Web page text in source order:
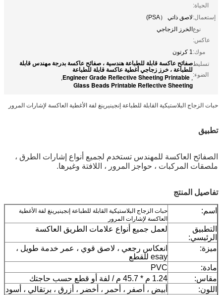
الحياة:
إستعمال:لاصق ذاتي （PSA)
نوع
عاكس:
الخرز الزجاجي
موك:1 كرتون
تسليط
الضوء:
صفائح عاكسة قابلة للطباعة هندسية ، صفائح عاكسة بدرجة مهندس قابلة
للطباعة ، خرز زجاجي أغطية عاكسة قابلة للطباعة
,
Engineer Grade Reflective Sheeting Printable
,
Glass Beads Printable Reflective Sheeting
حبات الزجاج البلاستيكية القابلة للطباعة إنجينيرينغ لفة الأغطية العاكسة لإشارات المرور
تطبيق
الصفائح العاكسة للمهندس تستخدم لجميع أنواع إشارات الطرق ،
ملصقات المركبات ، حواجز المرور ، اللافتة وغيرها.
تفاصيل المنتج
اسم:
حبات الزجاج البلاستيكية القابلة للطباعة إنجينيرينغ لفة الأغطية
العاكسة لإشارات المرور
التطبيق
الرئيسي:
لعمل جميع أنواع علامات الطريق العاكسة
ميزة:
انعكاس رجعي ، لاصق قوي ، عمر خدمة طويل ،
esay للقطع
مادة:
PVC
مقاس:
1.24 م * 45.7 م / لفة أو قطع حسب حاجتك
اللون:
أبيض ، أصفر ، أحمر ، أخضر ، أزرق ، برتقالي ، أسود